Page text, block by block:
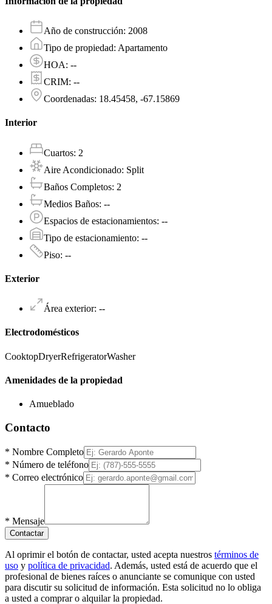
Año de construcción: 2008
Tipo de propiedad: Apartamento
HOA: --
CRIM: --
Coordenadas: 18.45458, -67.15869
Interior
Cuartos: 2
Aire Acondicionado: Split
Baños Completos: 2
Medios Baños: --
Espacios de estacionamientos: --
Tipo de estacionamiento: --
Piso: --
Exterior
Área exterior: --
Electrodomésticos
CooktopDryerRefrigeratorWasher
Amenidades de la propiedad
Amueblado
Contacto
* Nombre Completo
* Número de teléfono
* Correo electrónico
* Mensaje
Contactar
Al oprimir el botón de contactar, usted acepta nuestros términos de
uso y política de privacidad. Además, usted está de acuerdo que el
profesional de bienes raíces o anunciante se comunique con usted
para discutir su solicitud de información. Esta solicitud no lo obliga
a usted a comprar o alquilar la propiedad.